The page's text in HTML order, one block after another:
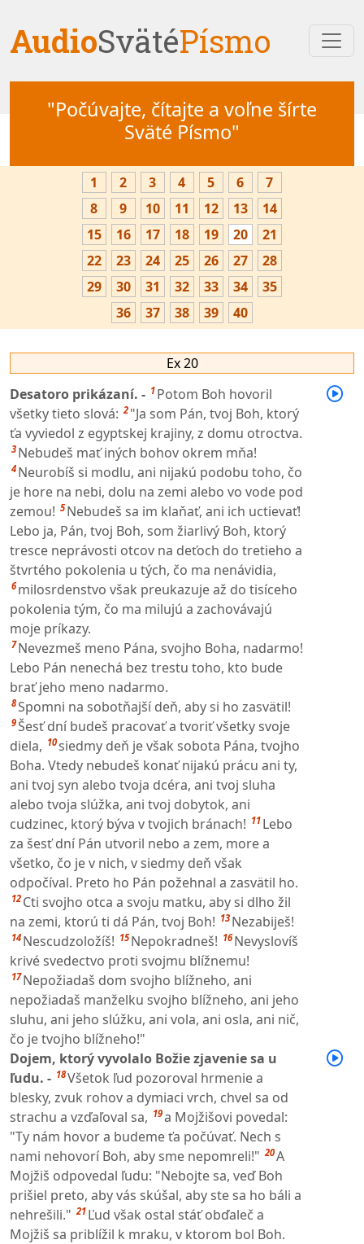
AudioSvätéPísmo
"Počúvajte, čítajte a voľne šírte
Sväté Písmo"
1 2 3 4 5 6
7
8
9 10 11 12 13
14
15
16 17 18 19 20
21
22
23 24 25 26 27
28
29
30 31 32 33 34
35
36
37 38 39 40
Ex 20
Desatoro prikázaní. - 1 Potom Boh hovoril
všetky tieto slová: 2 "Ja som Pán, tvoj Boh, ktorý
ťa vyviedol z egyptskej krajiny, z domu otroctva.
3 Nebudeš mať iných bohov okrem mňa!
4 Neurobíš si modlu, ani nijakú podobu toho, čo
je hore na nebi, dolu na zemi alebo vo vode pod
zemou! 5 Nebudeš sa im klaňať, ani ich uctievať!
Lebo ja, Pán, tvoj Boh, som žiarlivý Boh, ktorý
tresce neprávosti otcov na deťoch do tretieho a
štvrtého pokolenia u tých, čo ma nenávidia,
6 milosrdenstvo však preukazuje až do tisíceho
pokolenia tým, čo ma milujú a zachovávajú
moje príkazy.
7 Nevezmeš meno Pána, svojho Boha, nadarmo!
Lebo Pán nenechá bez trestu toho, kto bude
brať jeho meno nadarmo.
8Spomni na sobotňajší deň, aby si ho zasvätil!
9Šesť dní budeš pracovať a tvoriť všetky svoje
diela, 10siedmy deň je však sobota Pána, tvojho
Boha. Vtedy nebudeš konať nijakú prácu ani ty,
ani tvoj syn alebo tvoja dcéra, ani tvoj sluha
alebo tvoja slúžka, ani tvoj dobytok, ani
cudzinec, ktorý býva v tvojich bránach! 11 Lebo
za šesť dní Pán utvoril nebo a zem, more a
všetko, čo je v nich, v siedmy deň však
odpočíval. Preto ho Pán požehnal a zasvätil ho.
12 Cti svojho otca a svoju matku, aby si dlho žil
na zemi, ktorú ti dá Pán, tvoj Boh! 13 Nezabiješ!
14 Nescudzoložíš! 15 Nepokradneš! 16 Nevyslovíš
krivé svedectvo proti svojmu blížnemu!
17 Nepožiadaš dom svojho blížneho, ani
nepožiadaš manželku svojho blížneho, ani jeho
sluhu, ani jeho slúžku, ani vola, ani osla, ani nič,
čo je tvojho blížneho!"
Dojem, ktorý vyvolalo Božie zjavenie sa u
ľudu. - 18Všetok ľud pozoroval hrmenie a
blesky, zvuk rohov a dymiaci vrch, chvel sa od
strachu a vzďaľoval sa, 19a Mojžišovi povedal:
"Ty nám hovor a budeme ťa počúvať. Nech s
nami nehovorí Boh, aby sme nepomreli!" 20A
Mojžiš odpovedal ľudu: "Nebojte sa, veď Boh
prišiel preto, aby vás skúšal, aby ste sa ho báli a
nehrešili." 21 Ľud však ostal stáť obďaleč a
Mojžiš sa priblížil k mraku, v ktorom bol Boh.